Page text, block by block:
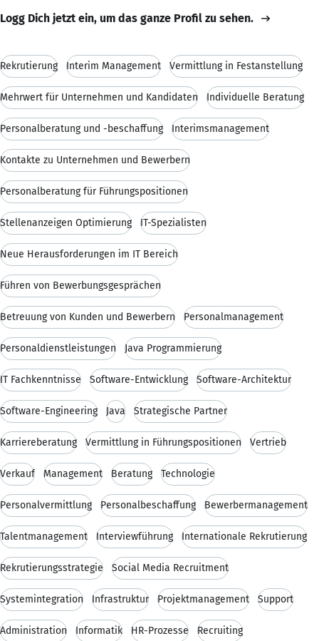
Logg Dich jetzt ein, um das ganze Profil zu sehen.
Rekrutierung Interim Management Vermittlung in Festanstellung
Mehrwert für Unternehmen und Kandidaten Individuelle Beratung
Personalberatung und -beschaffung Interimsmanagement
Kontakte zu Unternehmen und Bewerbern
Personalberatung für Führungspositionen
Stellenanzeigen Optimierung IT-Spezialisten
Neue Herausforderungen im IT Bereich
Führen von Bewerbungsgesprächen
Betreuung von Kunden und Bewerbern Personalmanagement
Personaldienstleistungen Java Programmierung
IT Fachkenntnisse Software-Entwicklung Software-Architektur
Software-Engineering Java Strategische Partner
Karriereberatung Vermittlung in Führungspositionen Vertrieb
Verkauf Management Beratung Technologie
Personalvermittlung Personalbeschaffung Bewerbermanagement
Talentmanagement Interviewführung Internationale Rekrutierung
Rekrutierungsstrategie Social Media Recruitment
Systemintegration Infrastruktur Projektmanagement Support
Administration Informatik HR-Prozesse Recruiting